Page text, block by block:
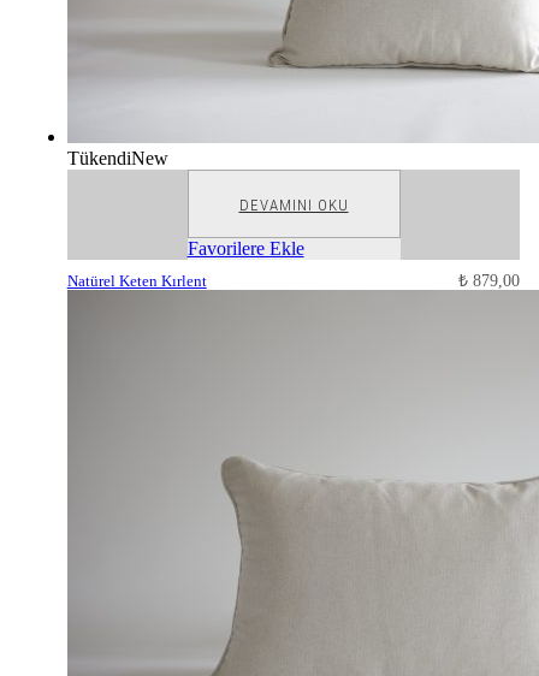
TükendiNew
DEVAMINI OKU
Favorilere Ekle
Natürel Keten Kırlent ₺ 879,00